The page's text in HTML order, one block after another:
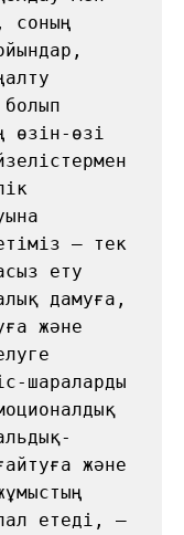
соның
өзін-өзі
— тек
ету
дамуға,
және
шараларды
және
етеді, —